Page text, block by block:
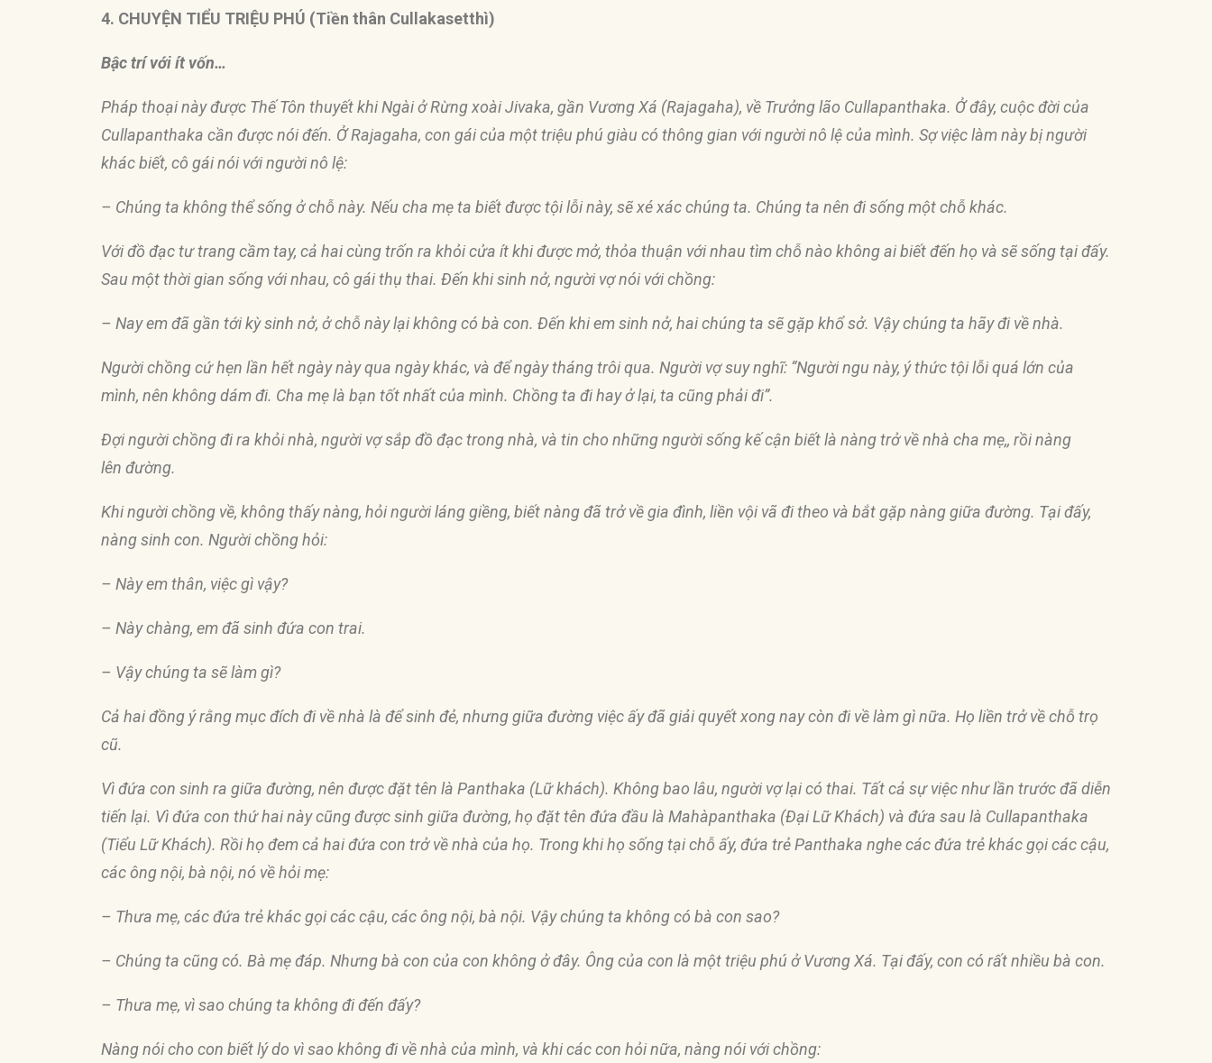
4. CHUYỆN TIỂU TRIỆU PHÚ (Tiền thân Cullakasetthì)
Bậc trí với ít vốn…
Pháp thoại nàyđược Thế Tôn thuyết khi Ngài ở Rừng xoài Jivaka, gần Vương Xá (Rajagaha), về Trưởng lão Cullapanthaka. Ởđây, cuộcđời của
Cullapanthaka cần được nóiđến. Ở Rajagaha, con gái của một triệu phú giàu có thông gian với người nô lệ của mình. Sợ việc làm này bị người
khác biết, cô gái nói với người nô lệ:
– Chúng ta không thể sống ở chỗ này. Nếu cha mẹ ta biếtđược tội lỗi này, sẽ xé xác chúng ta. Chúng ta nên đi sống một chỗ khác.
Vớiđồ đạc tư trang cầm tay, cả hai cùng trốn ra khỏi cửa ít khiđược mở, thỏa thuận với nhau tìm chỗ nào không ai biếtđến họ và sẽ sống tạiđấy.
Sau một thời gian sống với nhau, cô gái thụ thai. Ðến khi sinh nở, người vợ nói với chồng:
– Nay emđã gần tới kỳ sinh nở, ở chỗ này lại không có bà con. Ðến khi em sinh nở, hai chúng ta sẽ gặp khổ sở. Vậy chúng ta hãyđi về nhà.
Người chồng cứ hẹn lần hết ngày này qua ngày khác, và đểngày tháng trôi qua. Người vợ suy nghĩ: “Người ngu này, ý thức tội lỗi quá lớn của
mình, nên không dámđi. Cha mẹ là bạn tốt nhất của mình. Chồng ta đi hay ở lại, ta cũng phảiđi”.
Ðợi người chồngđi ra khỏi nhà, người vợ sắp đồ đạc trong nhà, và tin cho những người sống kế cận biết là nàng trở về nhà cha mẹ,, rồi nàng
lên đường.
Khi người chồng về, không thấy nàng, hỏi người láng giềng, biết nàngđã trở về gia đình, liền vội vã đi theo và bắt gặp nàng giữa đường. Tạiđấy,
nàng sinh con. Người chồng hỏi:
– Này em thân, việc gì vậy?
– Này chàng, emđã sinh đứa con trai.
– Vậy chúng ta sẽ làm gì?
Cả haiđồng ý rằng mụcđích đi về nhà là đểsinh đẻ, nhưng giữa đường việc ấyđã giải quyết xong nay còn đi về làm gì nữa. Họ liền trở về chỗ trọ
cũ.
Vìđứa con sinh ra giữa đường, nên đượcđặt tên là Panthaka (Lữ khách). Không bao lâu, người vợ lại có thai. Tất cả sự việc như lần trướcđã diễn
tiến lại. Vìđứa con thứ hai này cũngđược sinh giữa đường, họ đặt tên đứa đầu là Mahàpanthaka (Ðại Lữ Khách) và đứa sau là Cullapanthaka
(Tiểu Lữ Khách). Rồi họ đem cả haiđứa con trở về nhà của họ. Trong khi họ sống tại chỗ ấy, đứa trẻ Panthaka nghe cácđứa trẻ khác gọi các cậu,
các ông nội, bà nội, nó về hỏi mẹ:
– Thưa mẹ, cácđứa trẻ khác gọi các cậu, các ông nội, bà nội. Vậy chúng ta không có bà con sao?
– Chúng ta cũng có. Bà mẹđáp. Nhưng bà con của con không ởđây. Ông của con là một triệu phú ở Vương Xá. Tạiđấy, con có rất nhiều bà con.
– Thưa mẹ, vì sao chúng ta khôngđiđến đấy?
Nàng nói cho con biết lý do vì sao khôngđi về nhà của mình, và khi các con hỏi nữa, nàng nói với chồng: